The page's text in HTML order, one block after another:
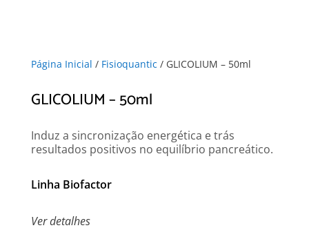
Página Inicial / Fisioquantic / GLICOLIUM – 50ml
GLICOLIUM – 50ml
Induz a sincronização energética e trás
resultados positivos no equilíbrio pancreático.
Linha Biofactor
Ver detalhes